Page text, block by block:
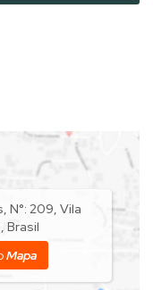
,N°: 209,Vila
, Brasil
Mapa